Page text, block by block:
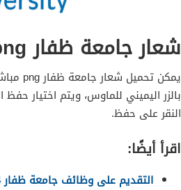
شعار جامعة ظفار png سلطنة عمان
يمكن تحميل شعار جامعة ظفار png مباشرة “
بالزر اليميني للماوس، ويتم اختيار
النقر على حفظ.
اقرأ أيضًا:
التقديم على وظائف جامعة ظفار 2024